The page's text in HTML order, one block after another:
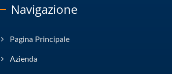
Navigazione
Pagina Principale
Azienda